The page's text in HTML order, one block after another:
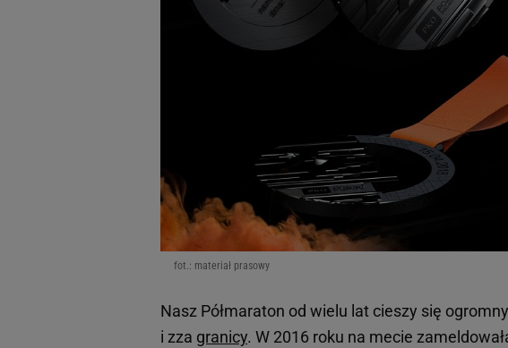
fot.: materiał prasowy
Nasz Półmaraton od wielu lat cieszy się
i zza granicy. W 2016 roku na mecie